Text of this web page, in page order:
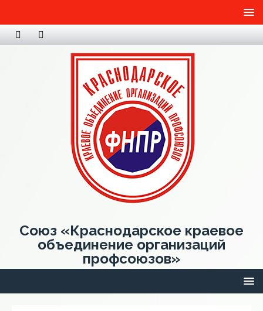
Союз «Краснодарское краевое
объединение организаций
профсоюзов»